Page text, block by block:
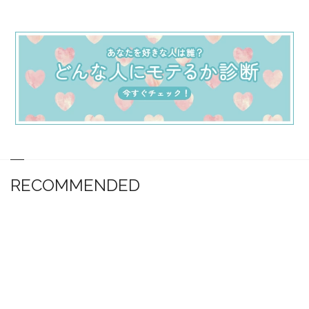
RECOMMENDED